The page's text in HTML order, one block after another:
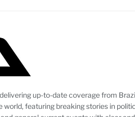
up-to-date coverage from
world, featuring breaking stories in